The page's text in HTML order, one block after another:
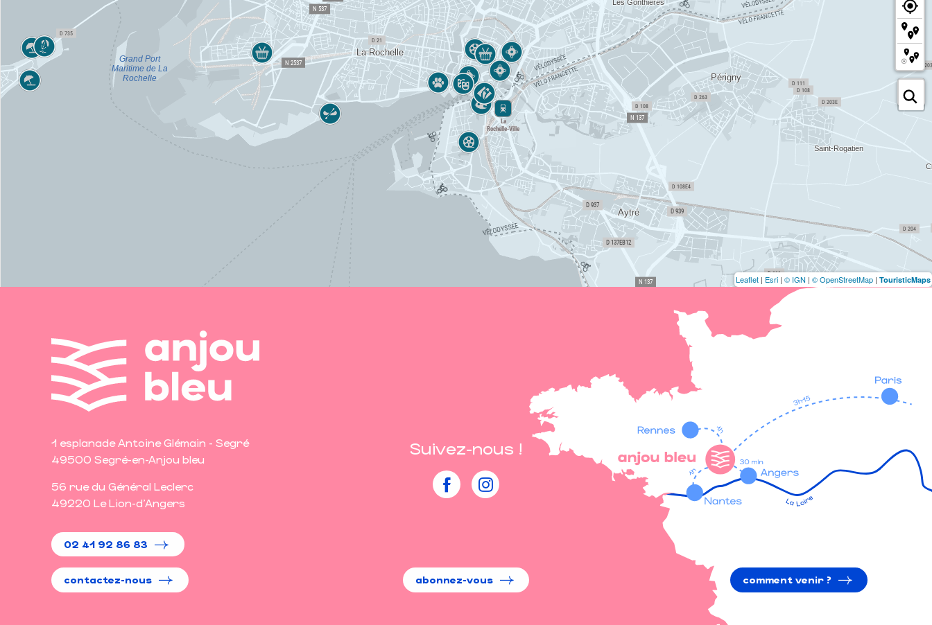
Leaflet | Esri | © IGN | © OpenStreetMap | TouristicMaps
1 esplanade Antoine Glémain - Segré
49500 Segré-en-Anjou bleu
56 rue du Général Leclerc
49220 Le Lion-d'Angers
02 41 92 86 83
contactez-nous
Suivez-nous !
abonnez-vous comment venir ?